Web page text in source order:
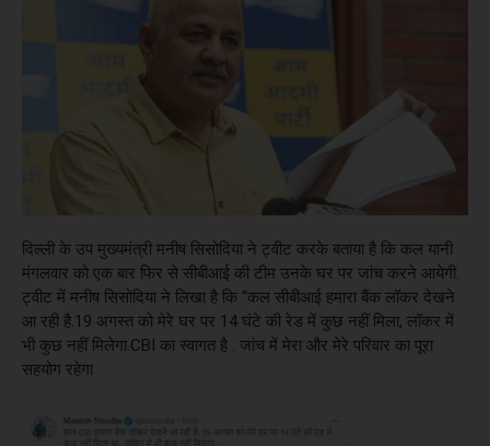
दिल्ली के उप मुख्यमंत्री मनीष सिसोदिया ने ट्वीट करके बताया है कि कल यानी
मंगलवार को एक बार फिर से सीबीआई की टीम उनके घर पर जांच करने आयेगी.
ट्वीट में मनीष सिसोदिया ने लिखा है कि “कल सीबीआई हमारा बैंक लॉकर देखने
आ रही है.19 अगस्त को मेरे घर पर 14 घंटे की रेड में कुछ नहीं मिला, लॉकर में
भी कुछ नहीं मिलेगा.CBI का स्वागत है . जांच में मेरा और मेरे परिवार का पूरा
सहयोग रहेगा